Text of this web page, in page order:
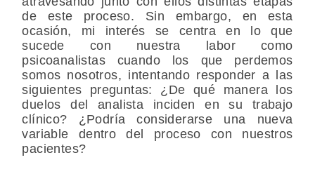
de este proceso. Sin embargo, en esta
ocasión, mi interés se centra en lo que
sucede con nuestra labor como
psicoanalistas cuando los que perdemos
somos nosotros, intentando responder a las
siguientes preguntas: ¿De qué manera los
duelos del analista inciden en su trabajo
clínico? ¿Podría considerarse una nueva
variable dentro del proceso con nuestros
pacientes?